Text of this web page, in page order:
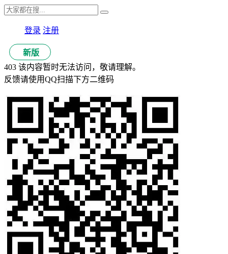
登录 注册
新版
403 该内容暂时无法访问，敬请理解。
反馈请使用QQ扫描下方二维码